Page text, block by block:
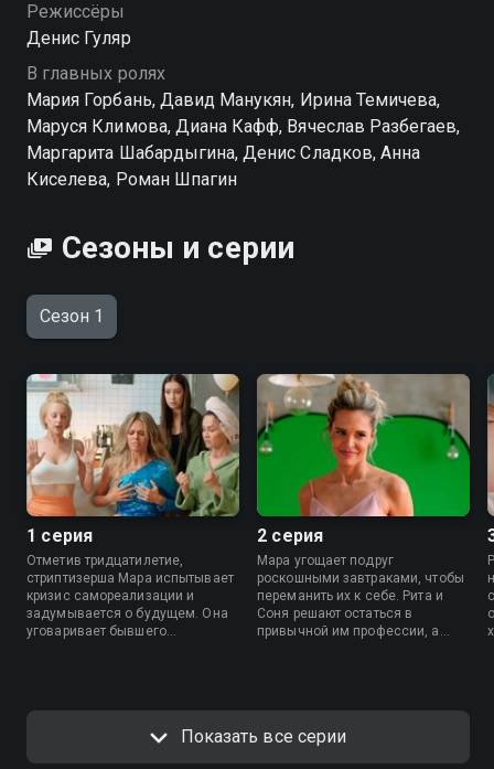
качестве на Смотрёшке
Режиссёры
Денис Гуляр
В главных ролях
Мария Горбань, Давид Манукян, Ирина Темичева,
Маруся Климова, Диана Кафф, Вячеслав Разбегаев,
Маргарита Шабардыгина, Денис Сладков, Анна
Киселева, Роман Шпагин
Сезоны и серии
Сезон 1
1 серия
Отметив тридцатилетие,
стриптизерша Мара испытывает
кризис самореализации и
задумывается о будущем. Она
уговаривает бывшего
управление Мара получает
автомойку. Девушка не находит
2 серия
Мара угощает подруг
роскошными завтраками, чтобы
переманить их к себе. Рита и
Соня решают остаться в
привычной им профессии, а
Показать все серии